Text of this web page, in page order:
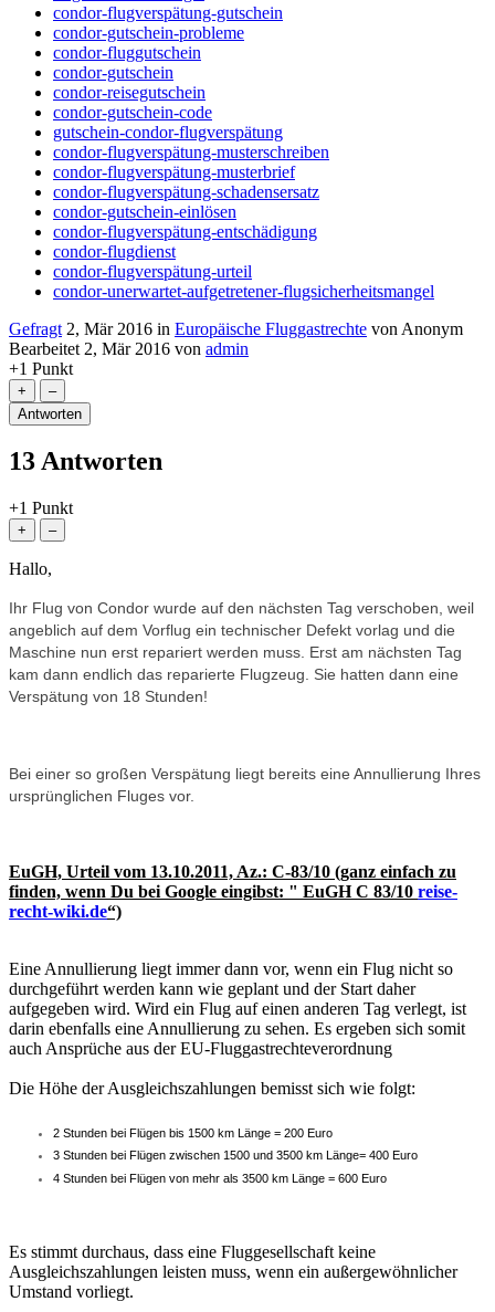
condor-flugverspätung-gutschein
condor-gutschein-probleme
condor-fluggutschein
condor-gutschein
condor-reisegutschein
condor-gutschein-code
gutschein-condor-flugverspätung
condor-flugverspätung-musterschreiben
condor-flugverspätung-musterbrief
condor-flugverspätung-schadensersatz
condor-gutschein-einlösen
condor-flugverspätung-entschädigung
condor-flugdienst
condor-flugverspätung-urteil
condor-unerwartet-aufgetretener-flugsicherheitsmangel
Gefragt 2, Mär 2016 in Europäische Fluggastrechte von Anonym
Bearbeitet 2, Mär 2016 von admin
+1 Punkt
13Antworten
+1 Punkt
Hallo,
Ihr Flug von Condor wurde auf den nächsten Tag verschoben, weil
angeblich auf dem Vorflug ein technischer Defekt vorlag und die
Maschine nun erst repariert werden muss. Erst am nächsten Tag
kam dann endlich das reparierte Flugzeug. Sie hatten dann eine
Verspätung von 18 Stunden!
Bei einer so großen Verspätung liegt bereits eine Annullierung Ihres
ursprünglichen Fluges vor.
EuGH, Urteil vom 13.10.2011, Az.: C-83/10 (ganz einfach zu
finden, wenn Du bei Google eingibst: " EuGH C 83/10 reise-
recht-wiki.de“)
Eine Annullierung liegt immer dann vor, wenn ein Flug nicht so
durchgeführt werden kann wie geplant und der Start daher
aufgegeben wird. Wird ein Flug auf einen anderen Tag verlegt, ist
darin ebenfalls eine Annullierung zu sehen. Es ergeben sich somit
auch Ansprüche aus der EU-Fluggastrechteverordnung
Die Höhe der Ausgleichszahlungen bemisst sich wie folgt:
2 Stunden bei Flügen bis 1500 km Länge = 200 Euro
3 Stunden bei Flügen zwischen 1500 und 3500 km Länge= 400 Euro
4 Stunden bei Flügen von mehr als 3500 km Länge = 600 Euro
Es stimmt durchaus, dass eine Fluggesellschaft keine
Ausgleichszahlungen leisten muss, wenn ein außergewöhnlicher
Umstand vorliegt.